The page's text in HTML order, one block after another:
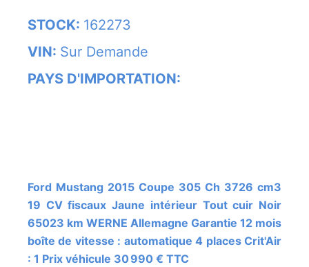
STOCK: 162273
VIN: Sur Demande
PAYS D'IMPORTATION:
Ford Mustang 2015 Coupe 305 Ch 3726 cm3
19 CV fiscaux Jaune intérieur Tout cuir Noir
65023 km WERNE Allemagne Garantie 12 mois
boîte de vitesse : automatique 4 places Crit'Air
: 1 Prix véhicule 30 990 € TTC